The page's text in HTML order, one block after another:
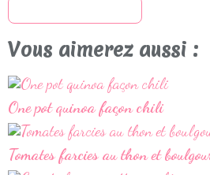
Vous aimerez aussi :
One pot quinoa façon chili
Tomates farcies au thon et